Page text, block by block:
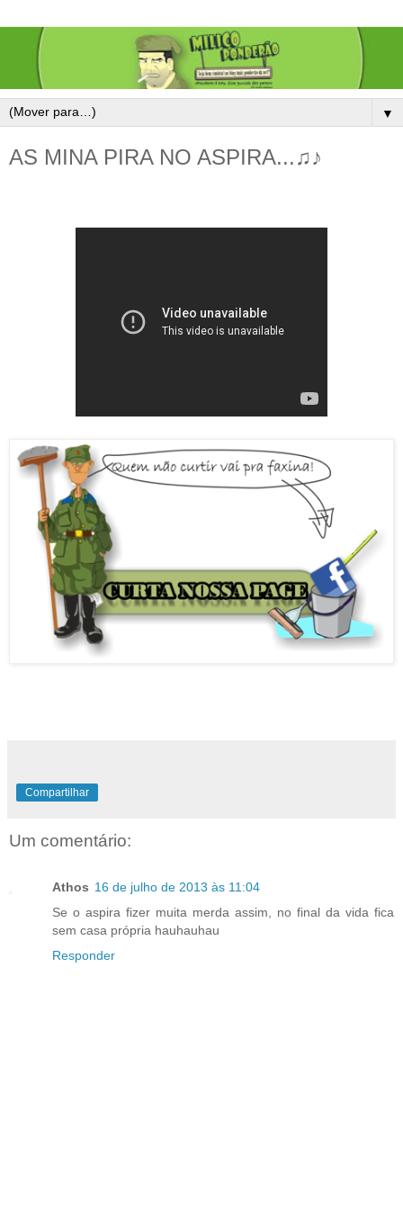
▼
AS MINA PIRA NO ASPIRA...♫♪
Compartilhar
Um comentário:
Athos 16 de julho de 2013 às 11:04
Se o aspira fizer muita merda assim, no final da vida fica
sem casa própria hauhauhau
Responder